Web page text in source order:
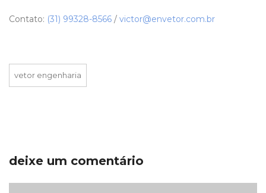
Contato: (31) 99328-8566 / victor@envetor.com.br
vetor engenharia
deixe um comentário